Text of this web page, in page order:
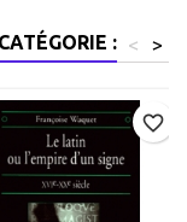
: >
<
favorite_border